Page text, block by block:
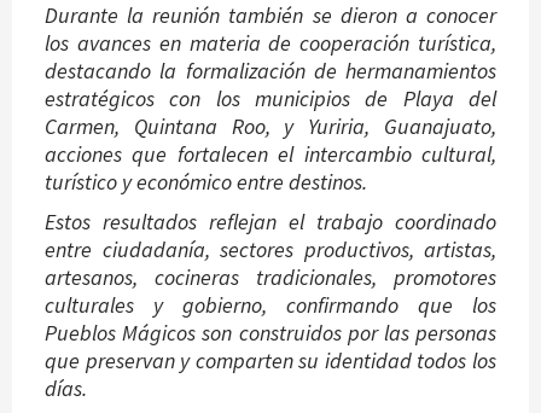
Durante la reunión también se dieron a conocer
los avances en materia de cooperación turística,
destacando la formalización de hermanamientos
estratégicos con los municipios de Playa del
Carmen, Quintana Roo, y Yuriria, Guanajuato,
acciones que fortalecen el intercambio cultural,
turístico y económico entre destinos.
Estos resultados reflejan el trabajo coordinado
entre ciudadanía, sectores productivos, artistas,
artesanos, cocineras tradicionales, promotores
culturales y gobierno, confirmando que los
Pueblos Mágicos son construidos por las personas
que preservan y comparten su identidad todos los
días.